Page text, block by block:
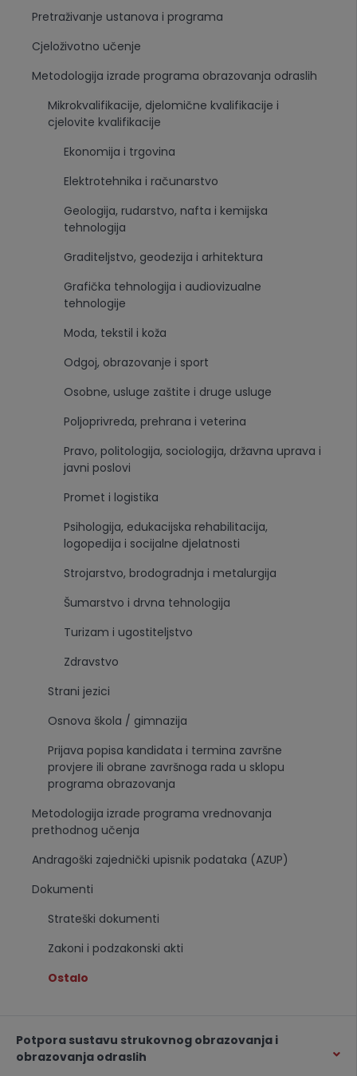
Pretraživanje ustanova i programa
Cjeloživotno učenje
Metodologija izrade programa obrazovanja odraslih
Mikrokvalifikacije, djelomične kvalifikacije i
cjelovite kvalifikacije
Ekonomija i trgovina
Elektrotehnika i računarstvo
Geologija, rudarstvo, nafta i kemijska
tehnologija
Graditeljstvo, geodezija i arhitektura
Grafička tehnologija i audiovizualne
tehnologije
Moda, tekstil i koža
Odgoj, obrazovanje i sport
Osobne, usluge zaštite i druge usluge
Poljoprivreda, prehrana i veterina
Pravo, politologija, sociologija, državna uprava i
javni poslovi
Promet i logistika
Psihologija, edukacijska rehabilitacija,
logopedija i socijalne djelatnosti
Strojarstvo, brodogradnja i metalurgija
Šumarstvo i drvna tehnologija
Turizam i ugostiteljstvo
Zdravstvo
Strani jezici
Osnova škola / gimnazija
Prijava popisa kandidata i termina završne
provjere ili obrane završnoga rada u sklopu
programa obrazovanja
Metodologija izrade programa vrednovanja
prethodnog učenja
Andragoški zajednički upisnik podataka (AZUP)
Dokumenti
Strateški dokumenti
Zakoni i podzakonski akti
Ostalo
Potpora sustavu strukovnog obrazovanja i
obrazovanja odraslih